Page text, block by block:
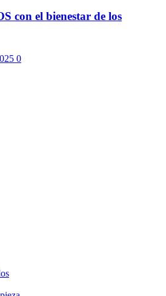
con el bienestar de los
0